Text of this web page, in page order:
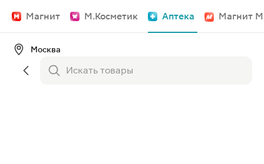
Магнит М.Косметик Аптека Магнит
Москва